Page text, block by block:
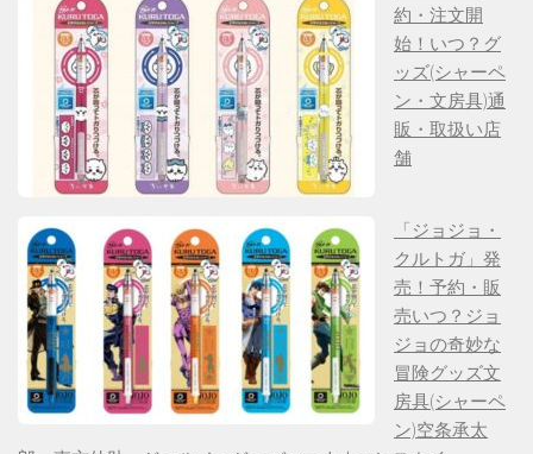
約・注文開
始！いつ？グ
ッズ(シャーペ
ン・文房具)通
販・取扱い店
舗
「ジョジョ・
クルトガ」発
売！予約・販
売いつ？ジョ
ジョの奇妙な
冒険グッズ文
房具(シャーペ
ン)空条承太